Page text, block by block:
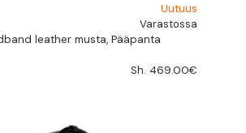
Uutuus
Varastossa
leather musta, Pääpanta
Sh. 469.00€